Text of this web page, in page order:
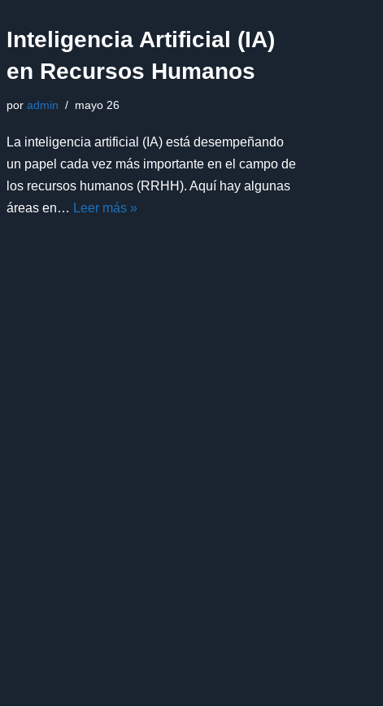
Inteligencia Artificial (IA)
en Recursos Humanos
poradmin mayo 26
La inteligencia artificial (IA) está desempeñando
un papel cada vez más importante en el campo de
los recursos humanos (RRHH). Aquí hay algunas
áreas en… Leer más »